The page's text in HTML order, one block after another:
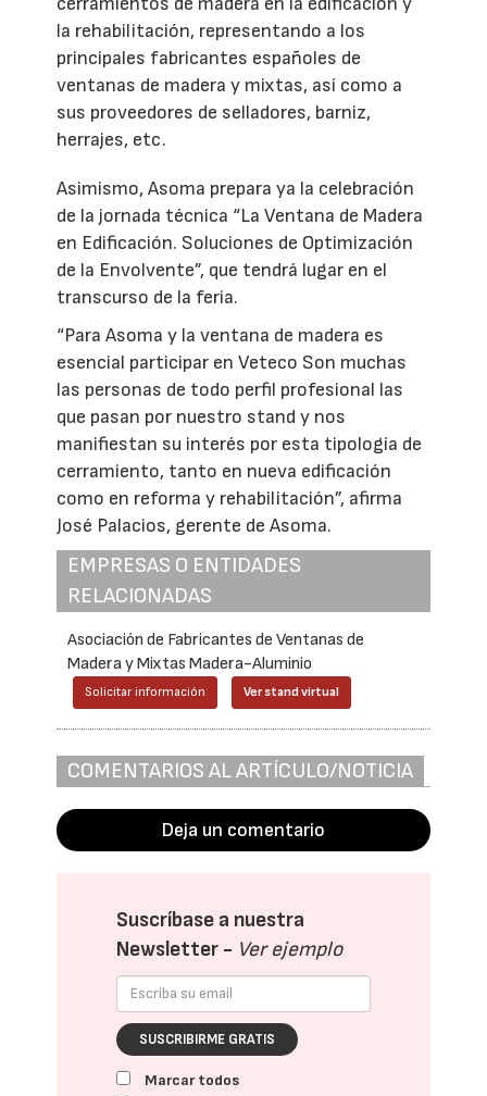
la rehabilitación, representando a los
principales fabricantes españoles de
ventanas de madera y mixtas, así como a
sus proveedores de selladores, barniz,
herrajes, etc.
Asimismo, Asoma prepara ya la celebración
de la jornada técnica “La Ventana de Madera
en Edificación. Soluciones de Optimización
de la Envolvente”, que tendrá lugar en el
transcurso de la feria.
“Para Asoma y la ventana de madera es
esencial participar en Veteco Son muchas
las personas de todo perfil profesional las
que pasan por nuestro stand y nos
manifiestan su interés por esta tipología de
cerramiento, tanto en nueva edificación
como en reforma y rehabilitación”, afirma
José Palacios, gerente de Asoma.
EMPRESAS O ENTIDADES
RELACIONADAS
Asociación de Fabricantes de Ventanas de
Madera y Mixtas Madera-Aluminio
Solicitar información Ver stand virtual
COMENTARIOS AL ARTÍCULO/NOTICIA
Deja un comentario
Suscríbase a nuestra
Newsletter - Ver ejemplo
SUSCRIBIRME GRATIS
Marcar todos